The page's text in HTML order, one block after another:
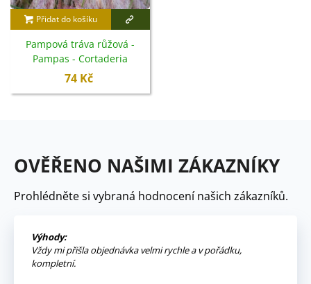
Přidat do košíku
Pampová tráva růžová -
Pampas - Cortaderia
selloana - semena - 10 ks
74 Kč
OVĚŘENO NAŠIMI ZÁKAZNÍKY
Prohlédněte si vybraná hodnocení našich zákazníků.
Výhody:
Vždy mi přišla objednávka velmi rychle a v pořádku,
kompletní.